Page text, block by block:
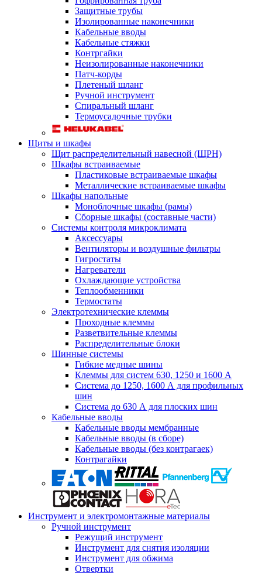
Защитные трубы
Изолированные наконечники
Кабельные вводы
Кабельные стяжки
Контргайки
Неизолированные наконечники
Патч-корды
Плетеный шланг
Ручной инструмент
Спиральный шланг
Термоусадочные трубки
Щиты и шкафы
Щит распределительный навесной (ЩРН)
Шкафы встраиваемые
Пластиковые встраиваемые шкафы
Металлические встраиваемые шкафы
Шкафы напольные
Моноблочные шкафы (рамы)
Сборные шкафы (составные части)
Системы контроля микроклимата
Аксессуары
Вентиляторы и воздушные фильтры
Гигростаты
Нагреватели
Охлаждающие устройства
Теплообменники
Термостаты
Электротехнические клеммы
Проходные клеммы
Разветвительные клеммы
Распределительные блоки
Шинные системы
Гибкие медные шины
Клеммы для систем 630, 1250 и 1600 А
Система до 1250, 1600 А для профильных
шин
Система до 630 А для плоских шин
Кабельные вводы
Кабельные вводы мембранные
Кабельные вводы (в сборе)
Кабельные вводы (без контрагаек)
Контрагайки
Инструмент и электромонтажные материалы
Ручной инструмент
Режущий инструмент
Инструмент для снятия изоляции
Инструмент для обжима
Отвертки